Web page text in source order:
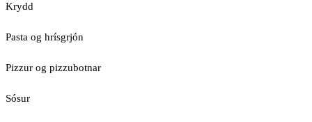
Krydd
Pasta og hrísgrjón
Pizzur og pizzubotnar
Sósur